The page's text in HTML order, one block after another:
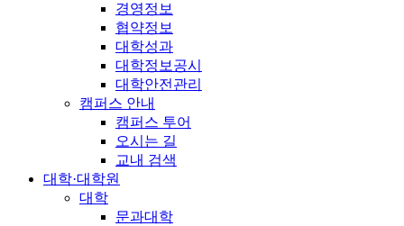
경영정보
협약정보
대학성과
대학정보공시
대학안전관리
캠퍼스 안내
캠퍼스 투어
오시는 길
교내 검색
대학·대학원
대학
문과대학